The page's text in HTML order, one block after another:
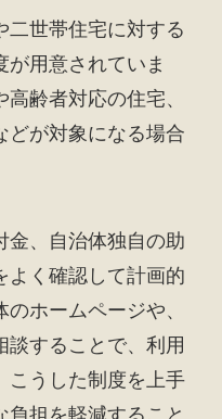
二世帯住宅に対する
が用意されていま
齢者対応の住宅、
どが対象になる場合
金、自治体独自の助
よく確認して計画的
ホームページや、
談することで、利用
こうした制度を上手